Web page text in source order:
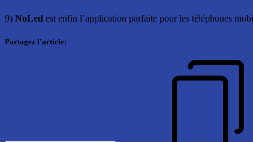
9) NoLed est enfin l’application parfaite pour les téléphones
Partagez l'article: